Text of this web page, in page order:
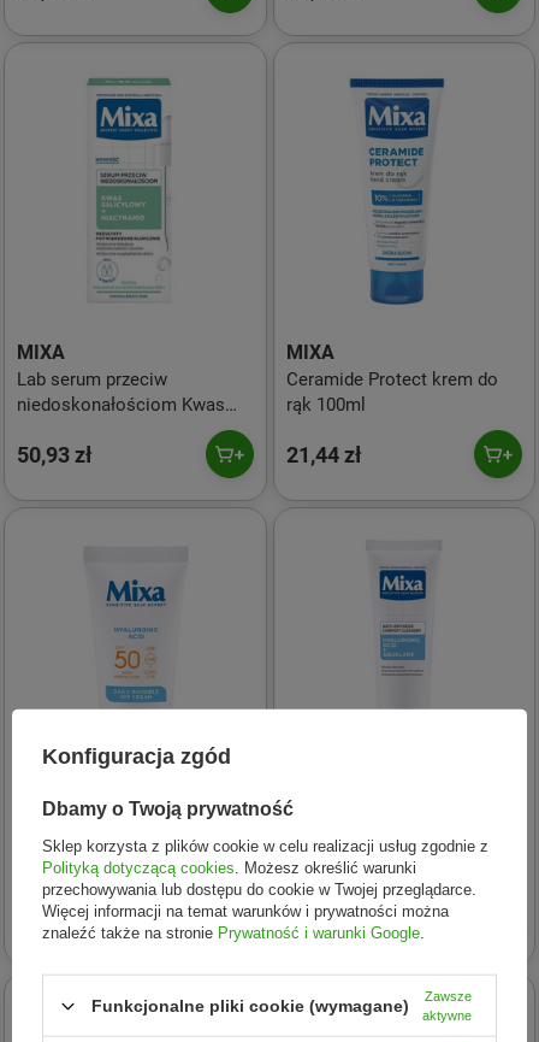
MIXA
Lab serum przeciw
niedoskonałościom Kwas
Salicylowy + Niacynamid
30ml
50,93 zł
MIXA
Ceramide Protect krem do
rąk 100ml
21,44 zł
MIXA
Krem nawilżający na dzień
SPF50 50ml
46,13 zł
MIXA
Comfort Cleanser żel do
mycia twarzy przeciw
przesuszeniom Kwas
hialuronowy + Skwalan
150ml
27,65 zł
Konfiguracja zgód
Dbamy o Twoją prywatność
Sklep korzysta z plików cookie w celu realizacji usług zgodnie z
Polityką dotyczącą cookies . Możesz określić warunki
przechowywania lub dostępu do cookie w Twojej przeglądarce.
Więcej informacji na temat warunków i prywatności można
znaleźć także na stronie Prywatność i warunki Google
Funkcjonalne pliki cookie (wymagane)
Zawsze
aktywne